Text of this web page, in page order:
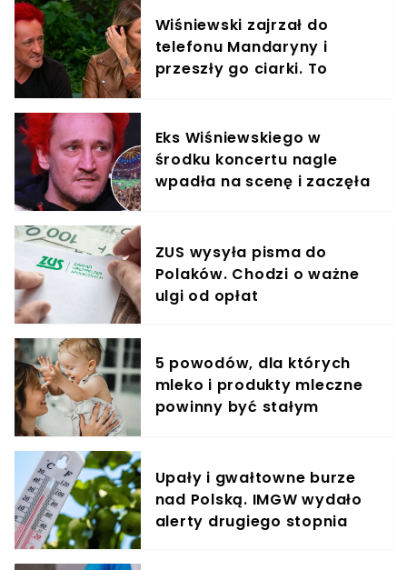
Wiśniewski zajrzał do
telefonu Mandaryny i
przeszły go ciarki. To
Eks Wiśniewskiego w
środku koncertu nagle
wpadła na scenę i zaczęła
ZUS wysyła pisma do
Polaków. Chodzi o ważne
ulgi od opłat
5 powodów, dla których
mleko i produkty mleczne
powinny być stałym
Upały i gwałtowne burze
nad Polską. IMGW wydało
alerty drugiego stopnia